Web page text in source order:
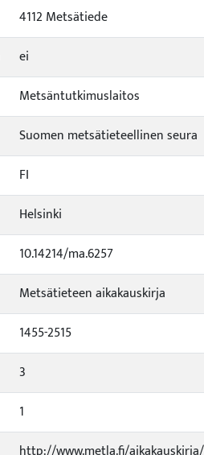
4112 Metsätiede
ei
Metsäntutkimuslaitos
Suomen metsätieteellinen seura
FI
Helsinki
10.14214/ma.6257
Metsätieteen aikakauskirja
1455-2515
3
1